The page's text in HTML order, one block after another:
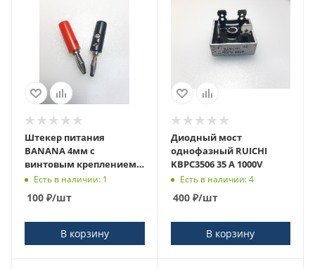
Штекер питания
BANANA 4мм с
винтовым креплением
кабеля (комплект)
Есть в наличии: 1
100 ₽/шт
В корзину
Диодный мост
однофазный RUICHI
KBPC3506 35 A 1000V
Есть в наличии: 4
400₽/шт
В корзину